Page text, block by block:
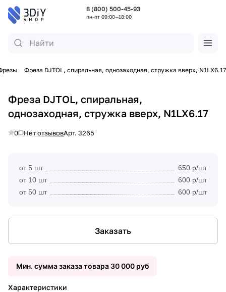
8 (800) 500-45-93
пн-пт 09:00—18:00
Фреза DJTOL, спиральная, однозаходная, стружка вверх, N1LX6.17
Фреза DJTOL, спиральная,
однозаходная, стружка вверх, N1LX6.17
0 Нет отзывовАрт. 3265
от 5 шт
650 р/шт
от 10 шт
600 р/шт
от 50 шт
600 р/шт
Заказать
Мин. сумма заказа товара 30 000 руб
Характеристики